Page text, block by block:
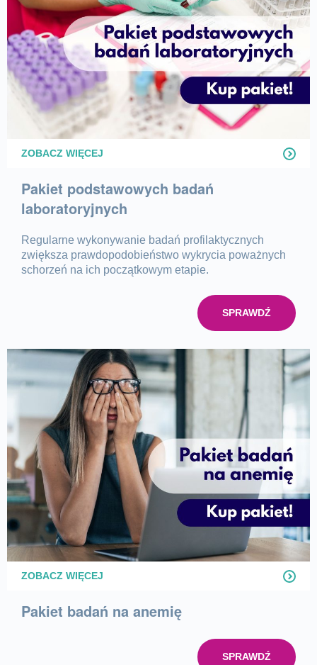
ZOBACZ WIĘCEJ
Pakiet podstawowych badań
laboratoryjnych
Regularne wykonywanie badań profilaktycznych
zwiększa prawdopodobieństwo wykrycia poważnych
schorzeń na ich początkowym etapie.
SPRAWDŹ
ZOBACZ WIĘCEJ
Pakiet badań na anemię
SPRAWDŹ